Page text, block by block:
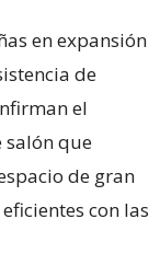
en expansión
de
el
salón que
de gran
con las